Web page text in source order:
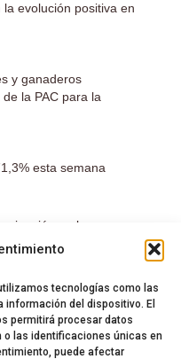
tecnologías como las
del dispositivo. El
permitirá procesar datos
o las identificaciones únicas en
puede afectar
evolución positiva en
y ganaderos
la PAC para la
esta semana
en la
y subida en